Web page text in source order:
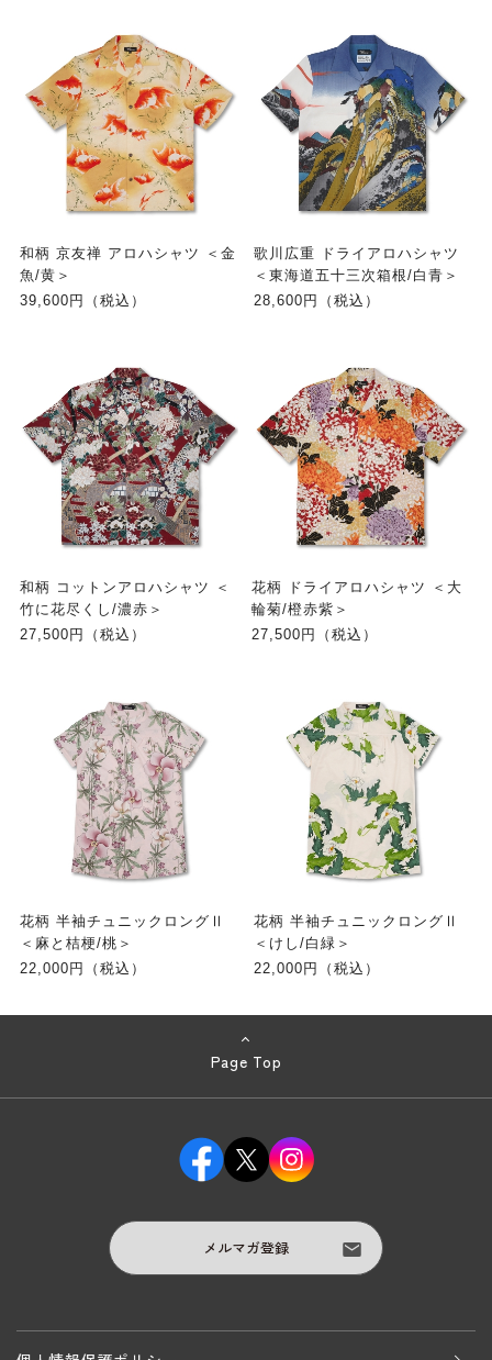
和柄 京友禅 アロハシャツ ＜金
魚/黄＞
39,600円（税込）
歌川広重 ドライアロハシャツ
＜東海道五十三次箱根/白青＞
28,600円（税込）
和柄 コットンアロハシャツ ＜
竹に花尽くし/濃赤＞
27,500円（税込）
花柄 ドライアロハシャツ ＜大
輪菊/橙赤紫＞
27,500円（税込）
花柄 半袖チュニックロングⅡ
＜麻と桔梗/桃＞
22,000円（税込）
花柄 半袖チュニックロングⅡ
＜けし/白緑＞
22,000円（税込）
Page Top
メルマガ登録